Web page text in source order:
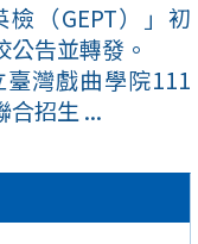
檢（GEPT）」初
告並轉發。
臺灣戲曲學院111
合招生 ...